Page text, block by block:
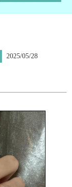
2025/05/28